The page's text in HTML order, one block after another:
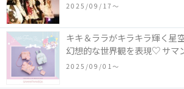
2025/09/17〜
キキ＆ララがキラキラ輝く星
幻想的な世界観を表現♡ サマ
ツインスターズ』50周年アニ
2025/09/01〜